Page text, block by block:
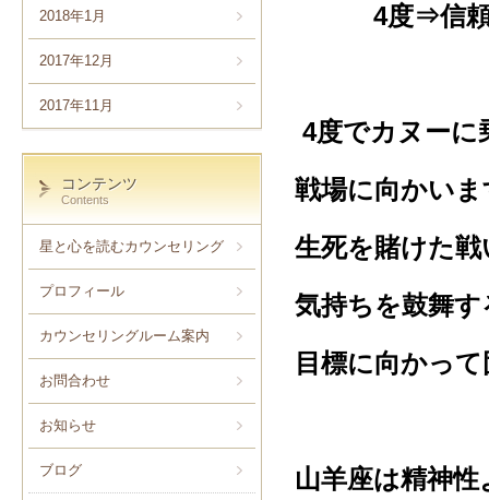
2018年1月
2017年12月
2017年11月
コンテンツ
Contents
星と心を読むカウンセリング
プロフィール
カウンセリングルーム案内
お問合わせ
お知らせ
ブログ
4度⇒信
4度でカヌーに
戦場に向かいま
生死を賭けた
気持ちを鼓舞
目標に向かっ
山羊座は精神